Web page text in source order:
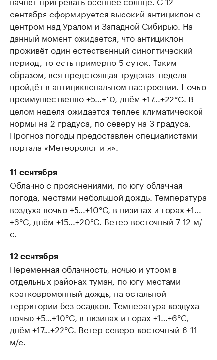
сентября сформируется высокий антициклон с
центром над Уралом и Западной Сибирью. На
данный момент ожидается, что антициклон
проживёт один естественный синоптический
период, то есть примерно 5 суток. Таким
образом, вся предстоящая трудовая неделя
пройдёт в антициклональном настроении. Ночью
преимущественно +5…+10, днём +17…+22°C. В
целом неделя ожидается теплее климатической
нормы на 2 градуса, по северу на 3 градуса.
Прогноз погоды предоставлен специалистами
портала «Метеоролог и я».
11 сентября
Облачно с прояснениями, по югу облачная
погода, местами небольшой дождь. Температура
воздуха ночью +5…+10°C, в низинах и горах +1…
+6°C, днём +15…+20°C. Ветер восточный 7-12 м/
с.
12 сентября
Переменная облачность, ночью и утром в
отдельных районах туман, по югу местами
кратковременный дождь, на остальной
территории без осадков. Температура воздуха
ночью +5…+10°C, в низинах и горах +1…+6°C,
днём +17…+22°C. Ветер северо-восточный 6-11
м/с.